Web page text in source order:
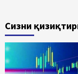
Сизни